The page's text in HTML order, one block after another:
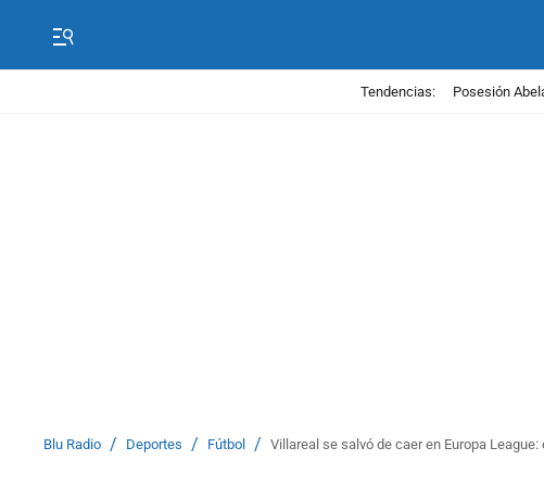
Tendencias: Posesión
Blu Radio / Deportes / Fútbol / Villareal se salvó de caer en Europa